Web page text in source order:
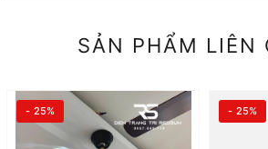
SẢN PHẨM LIÊN
- 25% - 25%